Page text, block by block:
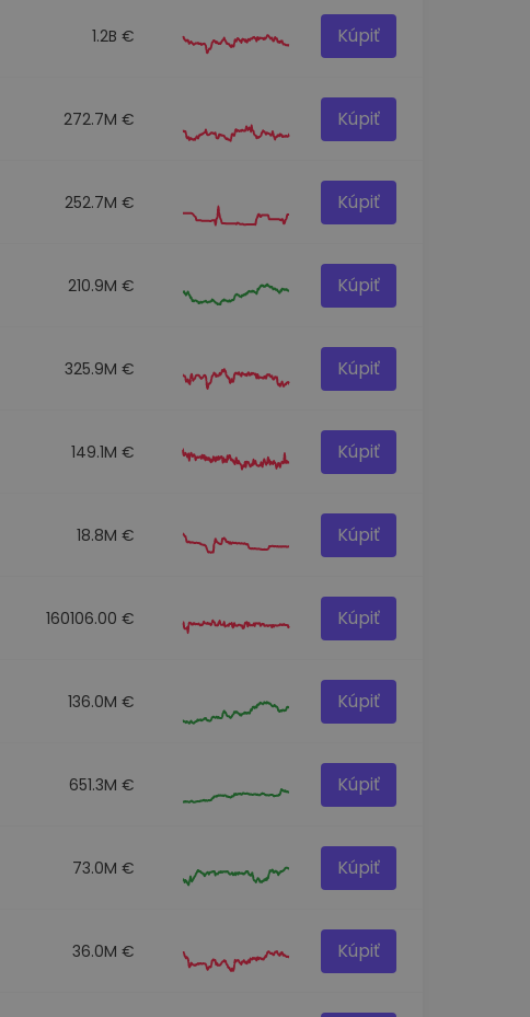
1.2B € Kúpiť
272.7M € Kúpiť
252.7M € Kúpiť
210.9M € Kúpiť
325.9M € Kúpiť
149.1M € Kúpiť
18.8M € Kúpiť
160106.00 € Kúpiť
136.0M € Kúpiť
651.3M € Kúpiť
73.0M € Kúpiť
36.0M € Kúpiť